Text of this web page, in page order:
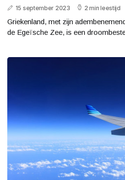
15 september 2023 2 min leestijd
Griekenland, met zijn
de Egeïsche Zee, is een